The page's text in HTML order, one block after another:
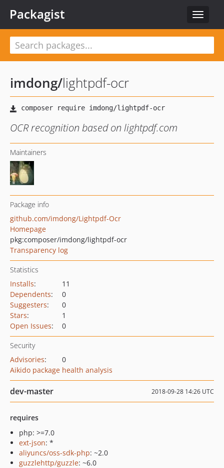
Toggle
Packagist
imdong/lightpdf-ocr
OCR recognition based on lightpdf.com
Maintainers
Package info
github.com/imdong/Lightpdf-Ocr
Homepage
pkg:composer/imdong/lightpdf-ocr
Transparency log
Statistics
Installs:
11
Dependents:
0
Suggesters:
0
Stars:
1
Open Issues: 0
Security
Advisories:
0
Aikido package health analysis
dev-master 2018-09-28 14:26 UTC
requires
php: >=7.0
ext-json: *
aliyuncs/oss-sdk-php: ~2.0
guzzlehttp/guzzle: ~6.0